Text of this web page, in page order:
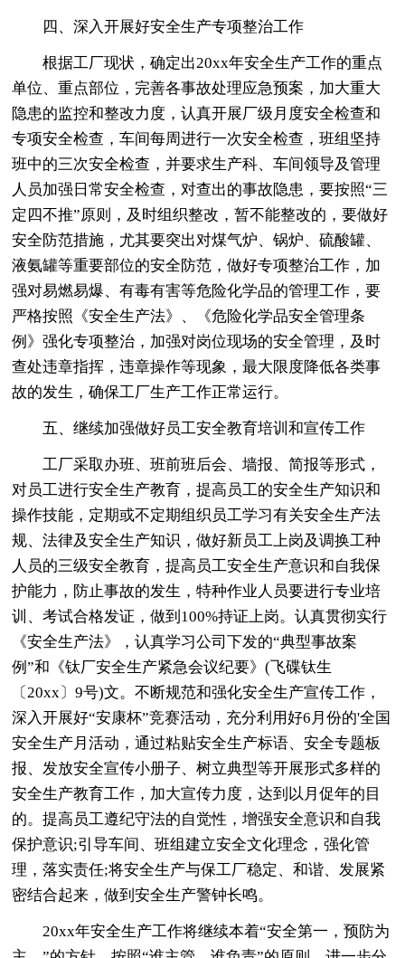
四、深入开展好安全生产专项整治工作
根据工厂现状，确定出20xx年安全生产工作的重点
单位、重点部位，完善各事故处理应急预案，加大重大
隐患的监控和整改力度，认真开展厂级月度安全检查和
专项安全检查，车间每周进行一次安全检查，班组坚持
班中的三次安全检查，并要求生产科、车间领导及管理
人员加强日常安全检查，对查出的事故隐患，要按照“三
定四不推”原则，及时组织整改，暂不能整改的，要做好
安全防范措施，尤其要突出对煤气炉、锅炉、硫酸罐、
液氨罐等重要部位的安全防范，做好专项整治工作，加
强对易燃易爆、有毒有害等危险化学品的管理工作，要
严格按照《安全生产法》、《危险化学品安全管理条
例》强化专项整治，加强对岗位现场的安全管理，及时
查处违章指挥，违章操作等现象，最大限度降低各类事
故的发生，确保工厂生产工作正常运行。
五、继续加强做好员工安全教育培训和宣传工作
工厂采取办班、班前班后会、墙报、简报等形式，
对员工进行安全生产教育，提高员工的安全生产知识和
操作技能，定期或不定期组织员工学习有关安全生产法
规、法律及安全生产知识，做好新员工上岗及调换工种
人员的三级安全教育，提高员工安全生产意识和自我保
护能力，防止事故的发生，特种作业人员要进行专业培
训、考试合格发证，做到100%持证上岗。认真贯彻实行
《安全生产法》，认真学习公司下发的“典型事故案
例”和《钛厂安全生产紧急会议纪要》(飞碟钛生
〔20xx〕9号)文。不断规范和强化安全生产宣传工作，
深入开展好“安康杯”竞赛活动，充分利用好6月份的'全国
安全生产月活动，通过粘贴安全生产标语、安全专题板
报、发放安全宣传小册子、树立典型等开展形式多样的
安全生产教育工作，加大宣传力度，达到以月促年的目
的。提高员工遵纪守法的自觉性，增强安全意识和自我
保护意识;引导车间、班组建立安全文化理念，强化管
理，落实责任;将安全生产与保工厂稳定、和谐、发展紧
密结合起来，做到安全生产警钟长鸣。
20xx年安全生产工作将继续本着“安全第一，预防为